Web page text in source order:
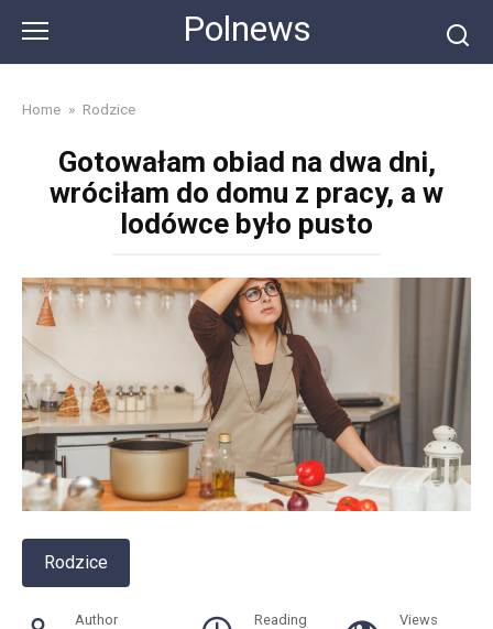
content
Polnews
Home » Rodzice
Gotowałam obiad na dwa dni,
wróciłam do domu z pracy, a w
lodówce było pusto
Rodzice
Author Reading Views